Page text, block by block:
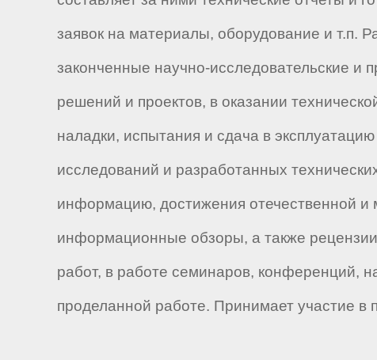
заявок на материалы, оборудование и т.п.
законченные научно-исследовательские и
решений и проектов, в оказании
наладки, испытания и сдача в
исследований и разработанных
информацию, достижения отечественной и
информационные обзоры, а также
работ, в работе семинаров, конференций,
проделанной работе. Принимает участие в